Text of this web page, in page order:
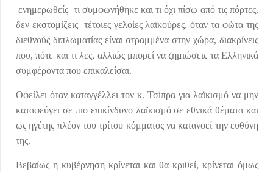
ενημερωθείς τι συμφωνήθηκε και τι όχι πίσω από τις πόρτες,
δεν εκστομίζεις τέτοιες γελοίες λαϊκούρες, όταν τα φώτα της
διεθνούς διπλωματίας είναι στραμμένα στην χώρα, διακρίνεις
που, πότε και τι λες, αλλιώς μπορεί να ζημιώσεις τα Ελληνικά
συμφέροντα που επικαλείσαι.
Οφείλει όταν καταγγέλλει τον κ. Τσίπρα για λαϊκισμό να μην
καταφεύγει σε πιο επικίνδυνο λαϊκισμό σε εθνικά θέματα και
ως ηγέτης πλέον του τρίτου κόμματος να κατανοεί την ευθύνη
της.
Βεβαίως η κυβέρνηση κρίνεται και θα κριθεί, κρίνεται όμως